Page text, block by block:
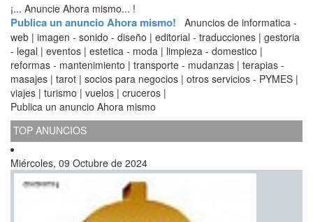
¡... Anuncie Ahora mismo... !
Publica un anuncio Ahora mismo! Anuncios de informatica -
web | imagen - sonido - diseño | editorial - traducciones | gestoria
- legal | eventos | estetica - moda | limpieza - domestico |
reformas - mantenimiento | transporte - mudanzas | terapias -
masajes | tarot | socios para negocios | otros servicios - PYMES |
viajes | turismo | vuelos | cruceros |
Publica un anuncio Ahora mismo
TOP ANUNCIOS
Miércoles, 09 Octubre de 2024